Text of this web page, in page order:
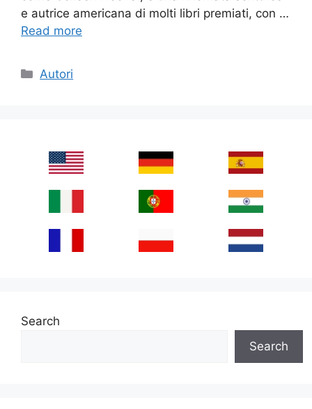
e autrice americana di molti libri premiati, con …
Read more
Categories
Autori
Search
Search